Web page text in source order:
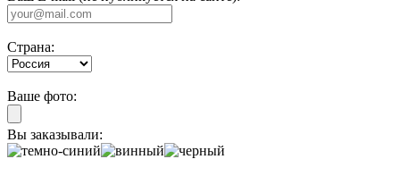
Страна:
Ваше фото:
Вы заказывали: